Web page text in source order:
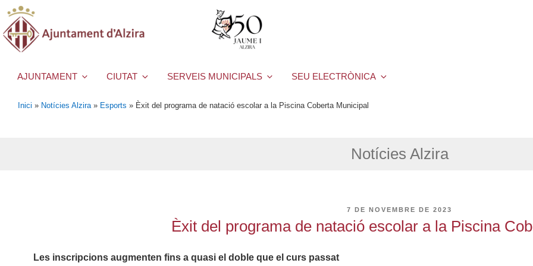
AJUNTAMENT CIUTAT SERVEIS MUNICIPALS SEU ELECTRÒNICA
Inici » Notícies Alzira » Esports » Èxit del programa de natació escolar a la Piscina Coberta Municipal
Notícies Alzira
PUBLICAT
7 DE NOVEMBRE DE 2023
Èxit del programa de natació escolar a la Piscina
Les inscripcions augmenten fins a quasi el doble que el curs passat